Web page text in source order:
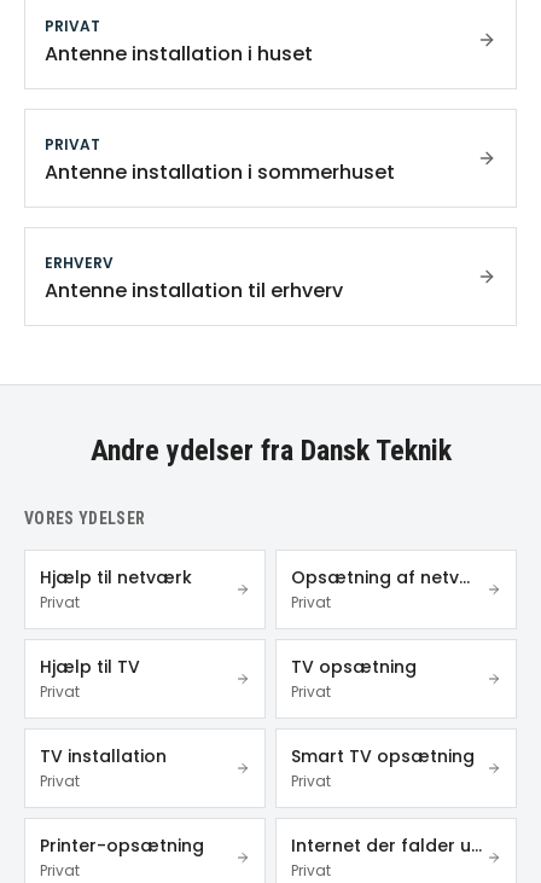
PRIVAT
Antenne installation i huset
PRIVAT
Antenne installation i sommerhuset
ERHVERV
Antenne installation til erhverv
Andre ydelser fra Dansk Teknik
VORES YDELSER
Hjælp til netværk
Privat
Opsætning af netværk
Privat
Hjælp til TV
Privat
TV opsætning
Privat
TV installation
Privat
Smart TV opsætning
Privat
Printer-opsætning
Privat
Internet der falder ud
Privat